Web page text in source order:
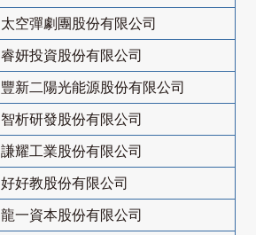
太空彈劇團股份有限公司
睿妍投資股份有限公司
豐新二陽光能源股份有限公司
智析研發股份有限公司
謙耀工業股份有限公司
好好教股份有限公司
龍一資本股份有限公司